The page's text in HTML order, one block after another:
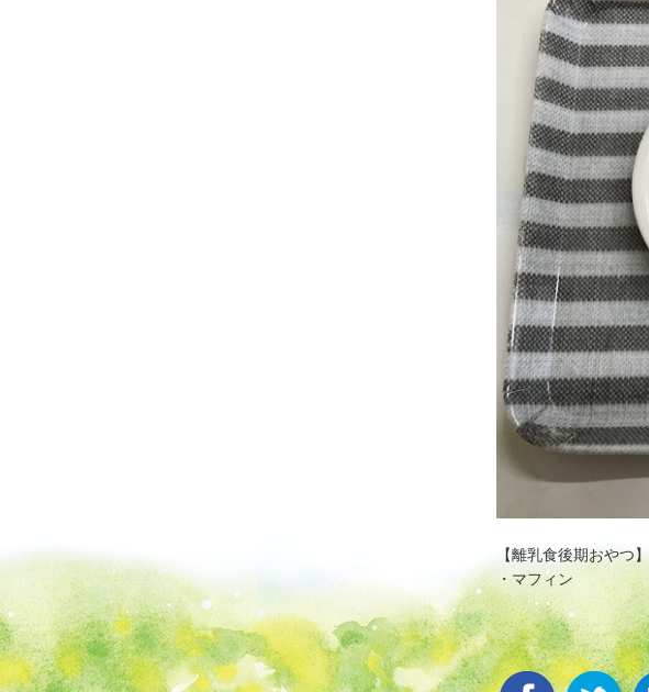
【離乳食後期おやつ】
・マフィン